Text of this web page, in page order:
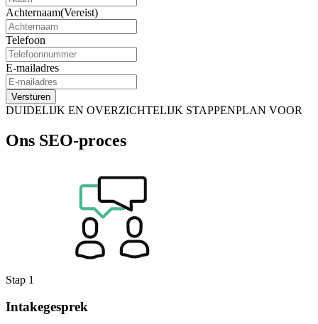
Achternaam(Vereist)
Telefoon
E-mailadres
Versturen
DUIDELIJK EN OVERZICHTELIJK STAPPENPLAN VOOR
Ons SEO-proces
Stap 1
Intakegesprek